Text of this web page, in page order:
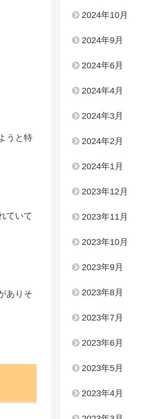
うと特
ていて
ありそ
2024年10月
2024年9月
2024年6月
2024年4月
2024年3月
2024年2月
2024年1月
2023年12月
2023年11月
2023年10月
2023年9月
2023年8月
2023年7月
2023年6月
2023年5月
2023年4月